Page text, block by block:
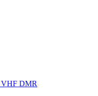
VHF DMR